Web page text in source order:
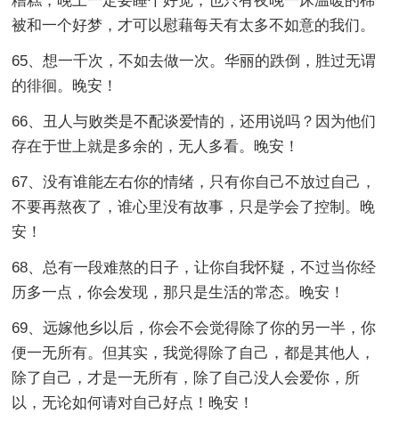
被和一个好梦，才可以慰藉每天有太多不如意的我们。
65、想一千次，不如去做一次。华丽的跌倒，胜过无谓
的徘徊。晚安！
66、丑人与败类是不配谈爱情的，还用说吗？因为他们
存在于世上就是多余的，无人多看。晚安！
67、没有谁能左右你的情绪，只有你自己不放过自己，
不要再熬夜了，谁心里没有故事，只是学会了控制。晚
安！
68、总有一段难熬的日子，让你自我怀疑，不过当你经
历多一点，你会发现，那只是生活的常态。晚安！
69、远嫁他乡以后，你会不会觉得除了你的另一半，你
便一无所有。但其实，我觉得除了自己，都是其他人，
除了自己，才是一无所有，除了自己没人会爱你，所
以，无论如何请对自己好点！晚安！